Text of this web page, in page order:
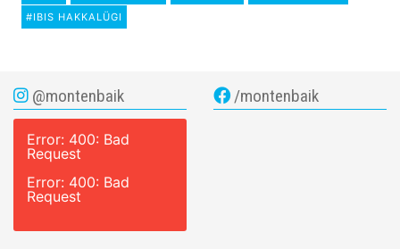
#IBIS HAKKALÜGI
@montenbaik
Error: 400: Bad
Request
Error: 400: Bad
Request
/montenbaik